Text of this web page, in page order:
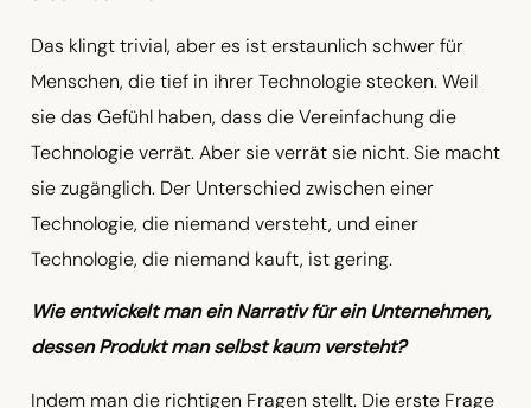
Das klingt trivial, aber es ist erstaunlich schwer für
Menschen, die tief in ihrer Technologie stecken. Weil
sie das Gefühl haben, dass die Vereinfachung die
Technologie verrät. Aber sie verrät sie nicht. Sie macht
sie zugänglich. Der Unterschied zwischen einer
Technologie, die niemand versteht, und einer
Technologie, die niemand kauft, ist gering.
Wie entwickelt man ein Narrativ für ein Unternehmen,
dessen Produkt man selbst kaum versteht?
Indem man die richtigen Fragen stellt. Die erste Frage